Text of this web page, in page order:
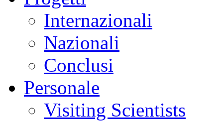
Internazionali
Nazionali
Conclusi
Personale
Visiting Scientists